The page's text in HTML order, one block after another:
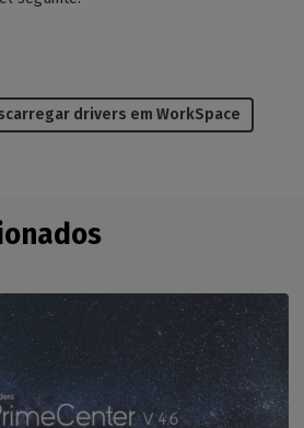
drivers em WorkSpace